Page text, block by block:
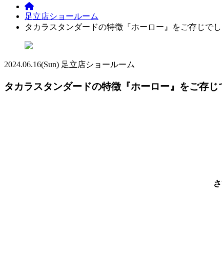
足立店ショールーム
タカラスタンダードの特徴『ホーロー』をご存じで
2024.06.16(Sun) 足立店ショールーム
タカラスタンダードの特徴『ホーロー』をご存じ